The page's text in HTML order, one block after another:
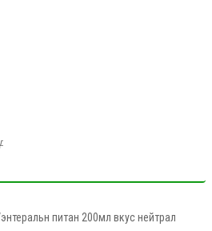
питан 200мл вкус нейтрал